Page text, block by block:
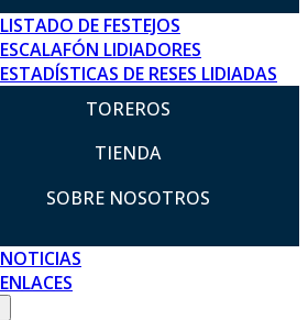
LISTADO DE FESTEJOS
ESCALAFÓN LIDIADORES
ESTADÍSTICAS DE RESES LIDIADAS
TOREROS
TIENDA
SOBRE NOSOTROS
NOTICIAS
ENLACES